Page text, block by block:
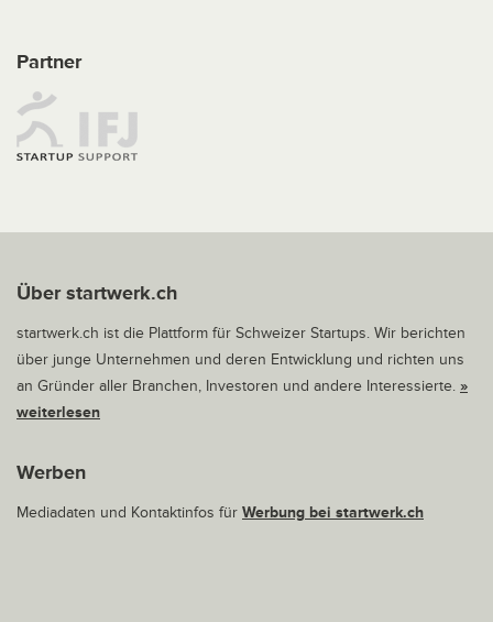
Partner
Über startwerk.ch
startwerk.ch ist die Plattform für Schweizer Startups. Wir berichten
über junge Unternehmen und deren Entwicklung und richten uns
an Gründer aller Branchen, Investoren und andere Interessierte. »
weiterlesen
Werben
Mediadaten und Kontaktinfos für Werbung bei startwerk.ch